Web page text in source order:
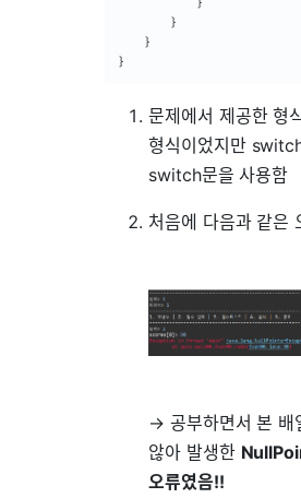
}
}
}
문제에서 제공한
형식이었지만
switch문을 사용함
처음에 다음과 같은
→ 공부하면서 본 배
않아 발생한
오류였음!!